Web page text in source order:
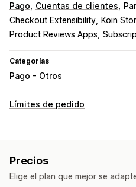
Pago Cuentas de clientes
Checkout Extensibility
Koin
Product Reviews Apps
Categorías
Pago - Otros
Límites de pedido
Por descuento
Etiquetas de clientes
Precios
Elige el plan que mejor se